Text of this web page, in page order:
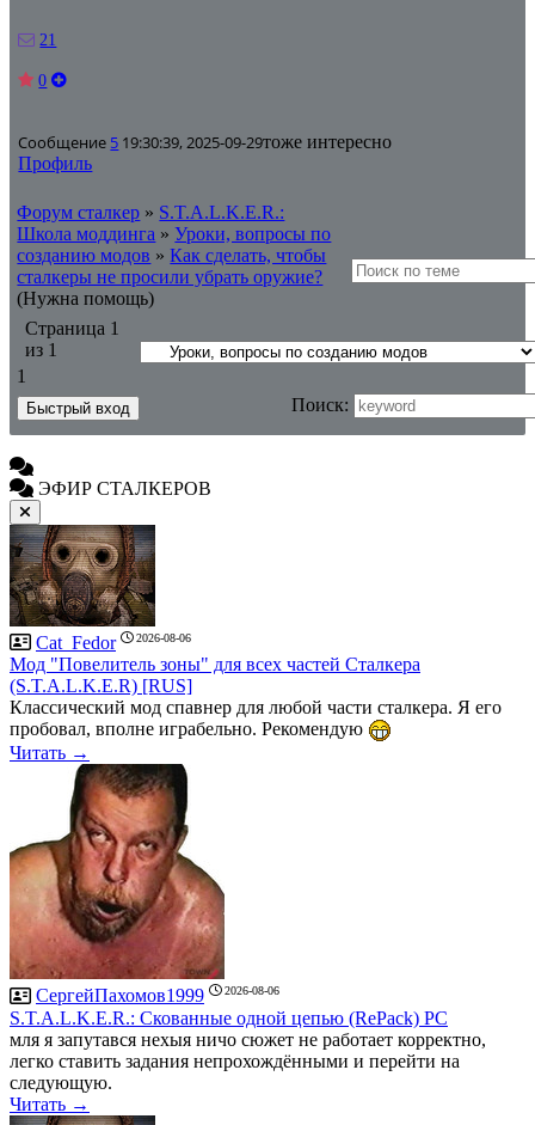
21
0
Сообщение 5 19:30:39, 2025-09-29тоже интересно
Профиль
Форум сталкер » S.T.A.L.K.E.R.:
Школа моддинга » Уроки, вопросы по
созданию модов » Как сделать, чтобы
сталкеры не просили убрать оружие?
(Нужна помощь)
Страница 1
из 1
1
Поиск:
ЭФИР СТАЛКЕРОВ
Cat_Fedor 2026-08-06
Мод "Повелитель зоны" для всех частей Сталкера
(S.T.A.L.K.E.R) [RUS]
Классический мод спавнер для любой части сталкера. Я его
пробовал, вполне играбельно. Рекомендую
Читать →
СергейПахомов1999 2026-08-06
S.T.A.L.K.E.R.: Скованные одной цепью (RePack) PC
мля я запутався нехыя ничо сюжет не работает корректно,
легко ставить задания непрохождёнными и перейти на
следующую.
Читать →